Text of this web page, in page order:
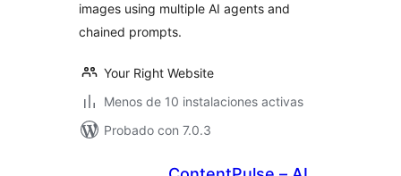
images using multiple AI agents and
chained prompts.
Your Right Website
Menos de 10 instalaciones activas
Probado con 7.0.3